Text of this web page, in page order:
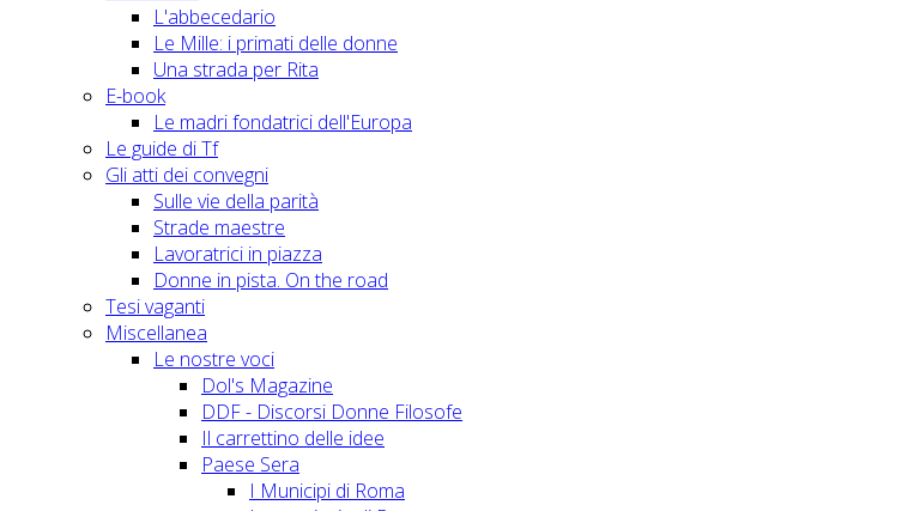
L'abbecedario
Le Mille: i primati delle donne
Una strada per Rita
E-book
Le madri fondatrici dell'Europa
Le guide di Tf
Gli atti dei convegni
Sulle vie della parità
Strade maestre
Lavoratrici in piazza
Donne in pista. On the road
Tesi vaganti
Miscellanea
Le nostre voci
Dol's Magazine
DDF - Discorsi Donne Filosofe
Il carrettino delle idee
Paese Sera
I Municipi di Roma